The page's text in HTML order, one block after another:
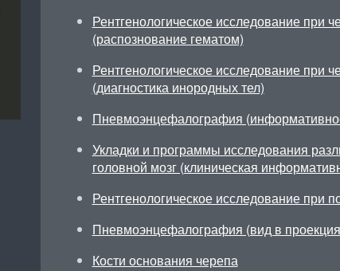
Рентгенологическое исследование при
(распознование гематом)
Рентгенологическое исследование при
(диагностика инородных тел)
Пневмоэнцефалография
Укладки и программы исследования
головной мозг (клиническая
Рентгенологическое исследование при
Пневмоэнцефалография (вид в
Кости основания черепа